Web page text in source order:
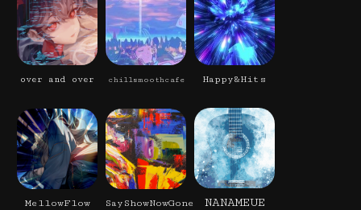
over and over chillsmoothcafe Happy&Hits
MellowFlow SayShowNowGone NANAMEUE